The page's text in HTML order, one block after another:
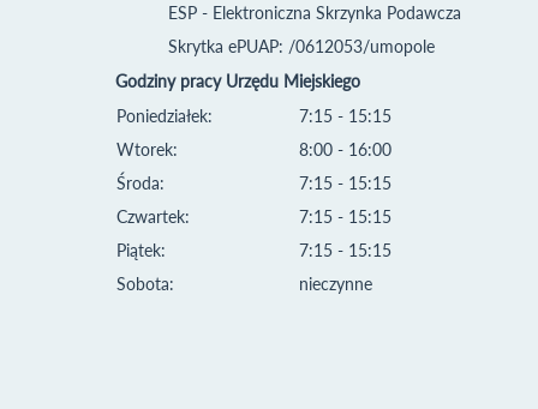
ESP - Elektroniczna Skrzynka Podawcza
Skrytka ePUAP: /0612053/umopole
Godziny pracy Urzędu Miejskiego
Poniedziałek:
Wtorek:
Środa:
Czwartek:
Piątek:
Sobota:
7:15 - 15:15
8:00 - 16:00
7:15 - 15:15
7:15 - 15:15
7:15 - 15:15
nieczynne